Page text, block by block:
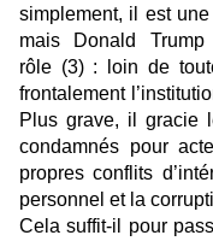
simplement, il est
mais Donald
rôle (3) : loin de
frontalement
Plus grave, il gracie
condamnés pour
propres conflits
personnel et la
Cela suffit-il pour